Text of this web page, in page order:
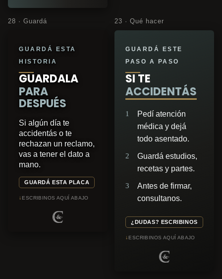
28 · Guardá
GUARDÁ ESTA
HISTORIA
GUARDALA
PARA
DESPUÉS
Si algún día te
accidentás o te
rechazan un reclamo,
vas a tener el dato a
mano.
GUARDÁ ESTA PLACA
↓ ESCRIBINOS AQUÍ ABAJO
23 · Qué hacer
GUARDÁ ESTE
PASO A PASO
SI TE
ACCIDENTÁS
1
Pedí atención
médica y dejá
todo asentado.
2
Guardá estudios,
recetas y partes.
3
Antes de firmar,
consultanos.
¿DUDAS? ESCRIBINOS
↓ ESCRIBINOS AQUÍ ABAJO